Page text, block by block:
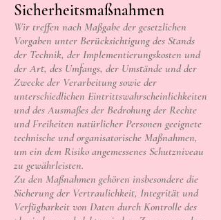
Sicherheitsmaßnahmen
Wir treffen nach Maßgabe der gesetzlichen
Vorgaben unter Berücksichtigung des Stands
der Technik, der Implementierungskosten und
der Art, des Umfangs, der Umstände und der
Zwecke der Verarbeitung sowie der
unterschiedlichen Eintrittswahrscheinlichkeiten
und des Ausmaßes der Bedrohung der Rechte
und Freiheiten natürlicher Personen geeignete
technische und organisatorische Maßnahmen,
um ein dem Risiko angemessenes Schutzniveau
zu gewährleisten.
Zu den Maßnahmen gehören insbesondere die
Sicherung der Vertraulichkeit, Integrität und
Verfügbarkeit von Daten durch Kontrolle des